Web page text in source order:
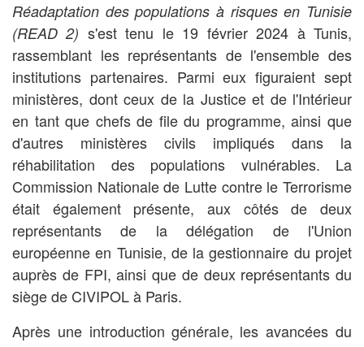
Réadaptation des populations à risques en Tunisie
(READ 2) s'est tenu le 19 février 2024 à Tunis,
rassemblant les représentants de l'ensemble des
institutions partenaires. Parmi eux figuraient sept
ministères, dont ceux de la Justice et de l'Intérieur
en tant que chefs de file du programme, ainsi que
d'autres ministères civils impliqués dans la
réhabilitation des populations vulnérables. La
Commission Nationale de Lutte contre le Terrorisme
était également présente, aux côtés de deux
représentants de la délégation de l'Union
européenne en Tunisie, de la gestionnaire du projet
auprès de FPI, ainsi que de deux représentants du
siège de CIVIPOL à Paris.
Après une introduction générale, les avancées du